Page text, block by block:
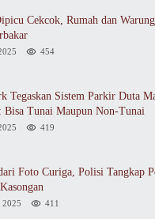
Cekcok, Rumah dan
454
Tegaskan Sistem Parkir Duta
Bisa Tunai Maupun Non-Tunai
419
Foto Curiga, Polisi Tangkap
2025 411